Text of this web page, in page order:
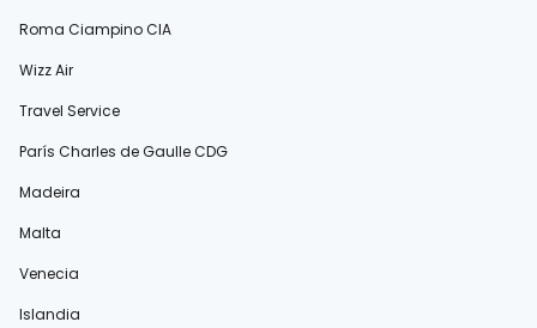
Roma Ciampino CIA
Wizz Air
Travel Service
París Charles de Gaulle CDG
Madeira
Malta
Venecia
Islandia